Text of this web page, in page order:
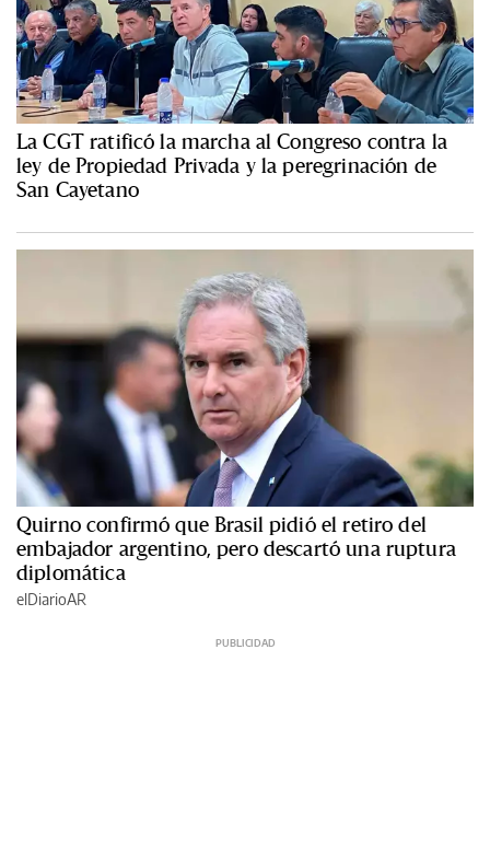
La CGT ratificó la marcha al Congreso contra la
ley de Propiedad Privada y la peregrinación de
San Cayetano
Quirno confirmó que Brasil pidió el retiro del
embajador argentino, pero descartó una ruptura
diplomática
elDiarioAR